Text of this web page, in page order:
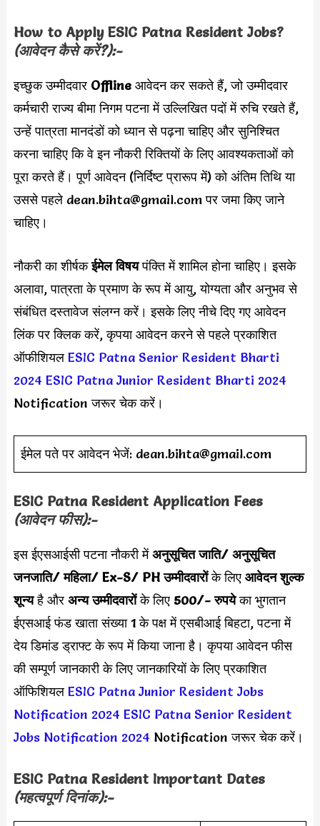
How to Apply ESIC Patna Resident Jobs?
(आवेदन कैसे करें?):-
इच्छुक उम्मीदवार Offline आवेदन कर सकते हैं, जो उम्मीदवार
कर्मचारी राज्य बीमा निगम पटना में उल्लिखित पदों में रुचि रखते हैं,
उन्हें पात्रता मानदंडों को ध्यान से पढ़ना चाहिए और सुनिश्चित
करना चाहिए कि वे इन नौकरी रिक्तियों के लिए आवश्यकताओं को
पूरा करते हैं। पूर्ण आवेदन (निर्दिष्ट प्रारूप में) को अंतिम तिथि या
उससे पहले dean.bihta@gmail.comपर जमा किए जाने
चाहिए।
नौकरी का शीर्षकईमेल विषयपंक्ति में शामिल होना चाहिए। इसके
अलावा, पात्रता के प्रमाण के रूप में आयु, योग्यता और अनुभव से
संबंधित दस्तावेज संलग्न करें। इसके लिए नीचे दिए गए आवेदन
लिंक पर क्लिक करें, कृपया आवेदन करने से पहले प्रकाशित
ऑफीशियल ESIC Patna Senior Resident Bharti
2024 ESIC Patna Junior Resident Bharti 2024
Notification जरूर चेक करें।
ईमेल पते पर आवेदन भेजें: dean.bihta@gmail.com
ESIC Patna Resident Application Fees
(आवेदन फीस):-
इस ईएसआईसी पटना नौकरी मेंअनुसूचित जाति/ अनुसूचित
जनजाति/ महिला/ Ex-S/ PH उम्मीदवारोंके लिए आवेदन शुल्क
शून्यहै और अन्य उम्मीदवारोंके लिए 500/- रुपयेका भुगतान
ईएसआई फंड खाता संख्या 1 के पक्ष में एसबीआई बिहटा, पटना में
देय डिमांड ड्राफ्ट के रूप में किया जाना है। कृपया आवेदन फीस
की सम्पूर्ण जानकारी के लिए जानकारियों के लिए प्रकाशित
ऑफिशियल ESIC Patna Junior Resident Jobs
Notification 2024 ESIC Patna Senior Resident
Jobs Notification 2024 Notification जरूर चेक करें।
ESIC Patna Resident Important Dates
(महत्वपूर्ण दिनांक):-